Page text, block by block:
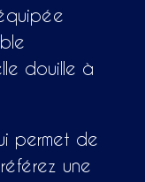
douille à
permet de
une